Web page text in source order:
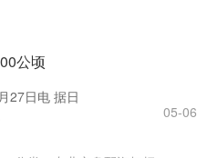
公顷
27日电 据日
05-06